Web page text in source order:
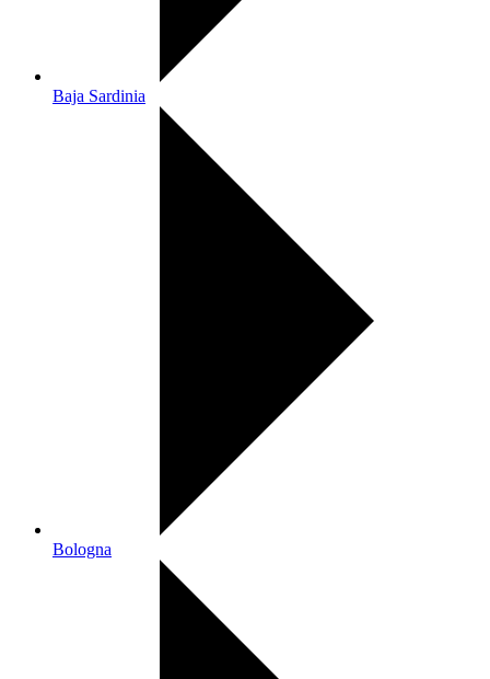
Baja Sardinia
Bologna